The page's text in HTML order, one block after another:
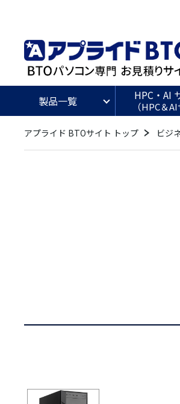
製品一覧 HPC・AI
（HPC＆AI
アプライド BTOサイト トップ ビジ